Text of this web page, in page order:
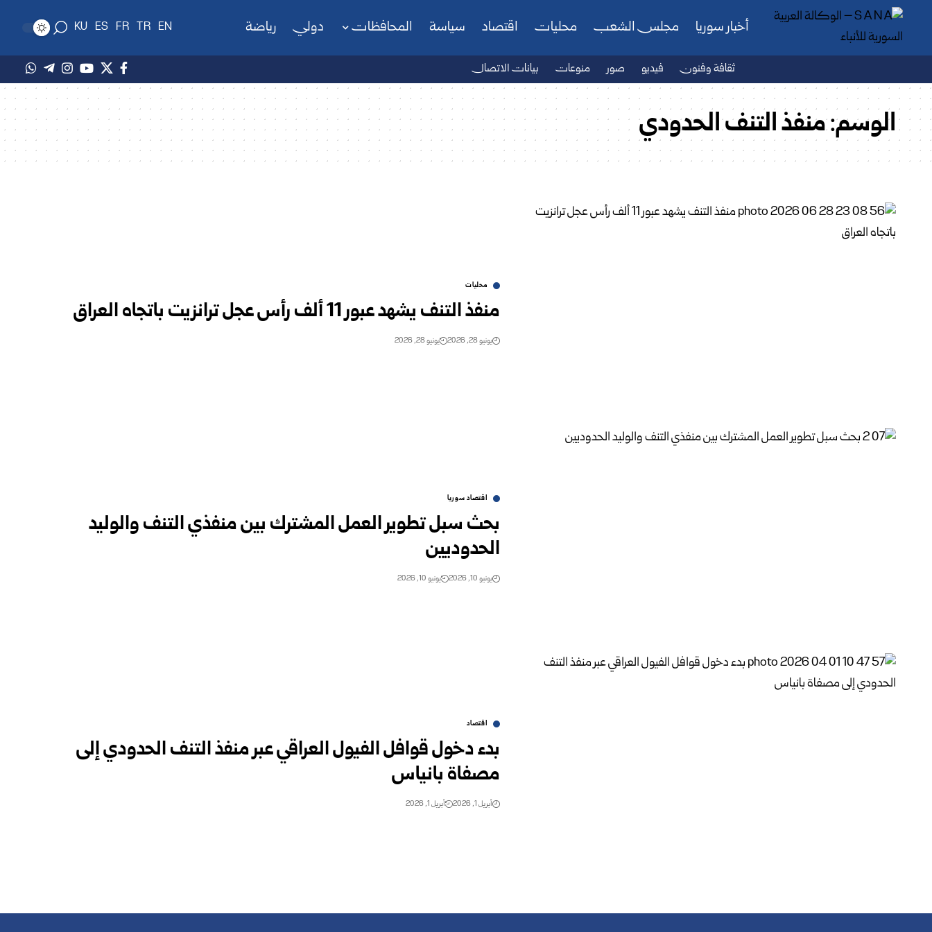
أخبار سوريا مجلس الشعب محليات اقتصاد سياسة المحافظات دولي رياضة EN
TR
FR
ES
KU
ثقافة وفنون فيديو صور منوعات بيانات الاتصال
الوسم:منفذ التنف الحدودي
محليات
منفذ التنف يشهد عبور 11 ألف رأس عجل ترانزيت باتجاه العراق
يونيو 28, 2026 يونيو 28, 2026
اقتصاد سوريا
بحث سبل تطوير العمل المشترك بين منفذي التنف والوليد
الحدوديين ‏
يونيو 10, 2026 يونيو 10, 2026
اقتصاد
بدء دخول قوافل الفيول العراقي عبر منفذ التنف الحدودي إلى
مصفاة بانياس
أبريل 1, 2026 أبريل 1, 2026